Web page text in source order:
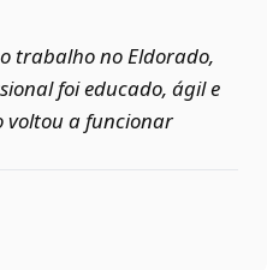
trabalho no Eldorado,
foi educado, ágil e
voltou a funcionar